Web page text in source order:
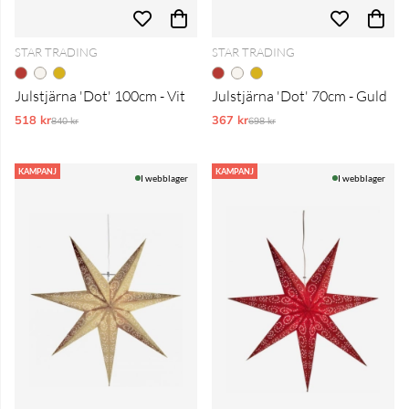
STAR TRADING
Julstjärna 'Dot' 100cm - Vit
518 krOrdinarie pris:
840 kr
STAR TRADING
Julstjärna 'Dot' 70cm - Guld
367 krOrdinarie pris:
698 kr
KAMPANJ
I webblager
KAMPANJ
I webblager